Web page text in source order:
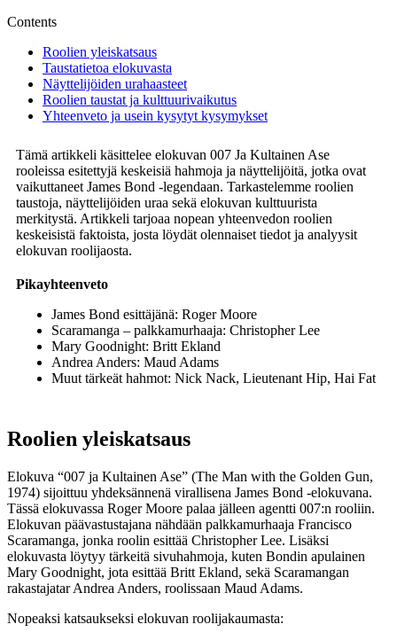
Contents
Roolien yleiskatsaus
Taustatietoa elokuvasta
Näyttelijöiden urahaasteet
Roolien taustat ja kulttuurivaikutus
Yhteenveto ja usein kysytyt kysymykset
Tämä artikkeli käsittelee elokuvan 007 Ja Kultainen Ase
rooleissa esitettyjä keskeisiä hahmoja ja näyttelijöitä, jotka ovat
vaikuttaneet James Bond -legendaan. Tarkastelemme roolien
taustoja, näyttelijöiden uraa sekä elokuvan kulttuurista
merkitystä. Artikkeli tarjoaa nopean yhteenvedon roolien
keskeisistä faktoista, josta löydät olennaiset tiedot ja analyysit
elokuvan roolijaosta.
Pikayhteenveto
James Bond esittäjänä: Roger Moore
Scaramanga – palkkamurhaaja: Christopher Lee
Mary Goodnight: Britt Ekland
Andrea Anders: Maud Adams
Muut tärkeät hahmot: Nick Nack, Lieutenant Hip, Hai Fat
Roolien yleiskatsaus
Elokuva “007 ja Kultainen Ase” (The Man with the Golden Gun,
1974) sijoittuu yhdeksännenä virallisena James Bond -elokuvana.
Tässä elokuvassa Roger Moore palaa jälleen agentti 007:n rooliin.
Elokuvan päävastustajana nähdään palkkamurhaaja Francisco
Scaramanga, jonka roolin esittää Christopher Lee. Lisäksi
elokuvasta löytyy tärkeitä sivuhahmoja, kuten Bondin apulainen
Mary Goodnight, jota esittää Britt Ekland, sekä Scaramangan
rakastajatar Andrea Anders, roolissaan Maud Adams.
Nopeaksi katsaukseksi elokuvan roolijakaumasta: